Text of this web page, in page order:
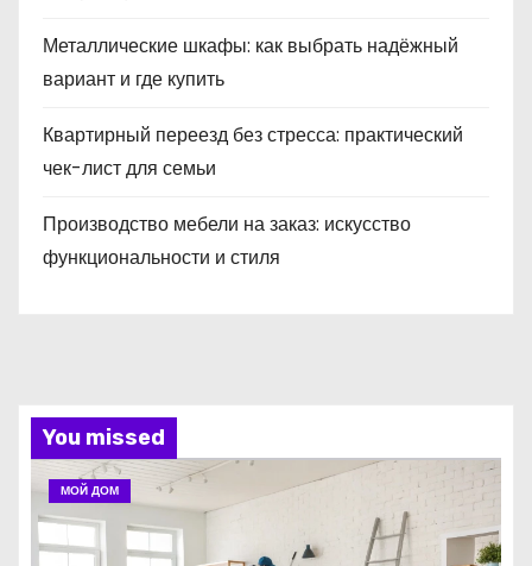
Металлические шкафы: как выбрать надёжный
вариант и где купить
Квартирный переезд без стресса: практический
чек-лист для семьи
Производство мебели на заказ: искусство
функциональности и стиля
You missed
МОЙ ДОМ